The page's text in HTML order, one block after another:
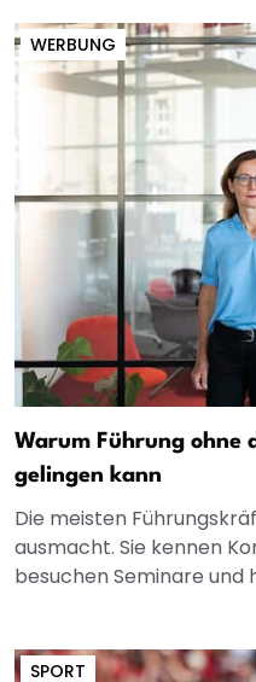
WERBUNG
Warum Führung ohne
gelingen kann
Die meisten
ausmacht. Sie kennen
besuchen Seminare und
SPORT